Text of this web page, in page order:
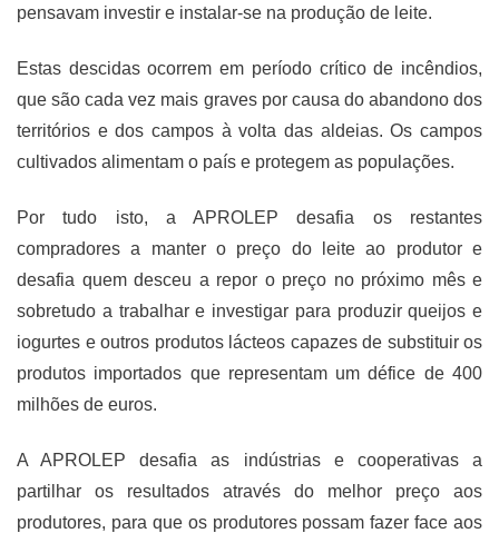
pensavam investir e instalar-se na produção de leite.
Estas descidas ocorrem em período crítico de incêndios,
que são cada vez mais graves por causa do abandono dos
territórios e dos campos à volta das aldeias. Os campos
cultivados alimentam o país e protegem as populações.
Por tudo isto, a APROLEP desafia os restantes
compradores a manter o preço do leite ao produtor e
desafia quem desceu a repor o preço no próximo mês e
sobretudo a trabalhar e investigar para produzir queijos e
iogurtes e outros produtos lácteos capazes de substituir os
produtos importados que representam um défice de 400
milhões de euros.
A APROLEP desafia as indústrias e cooperativas a
partilhar os resultados através do melhor preço aos
produtores, para que os produtores possam fazer face aos